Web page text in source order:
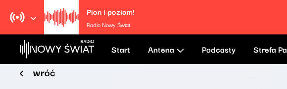
Pion i poziom!
Radio Nowy Świat
Start Antena Podcasty Strefa
wróć